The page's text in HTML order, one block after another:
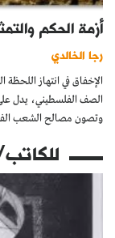
أزمة الحكم
رجا الخالدي
الإخفاق في انتهاز
الصف الفلسطيني، يدل
وتصون مصالح الشعب